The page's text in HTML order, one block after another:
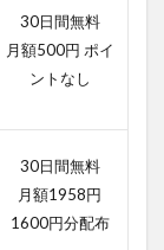
30日間無料
月額500円 ポイ
ントなし
30日間無料
月額1958円
1600円分配布